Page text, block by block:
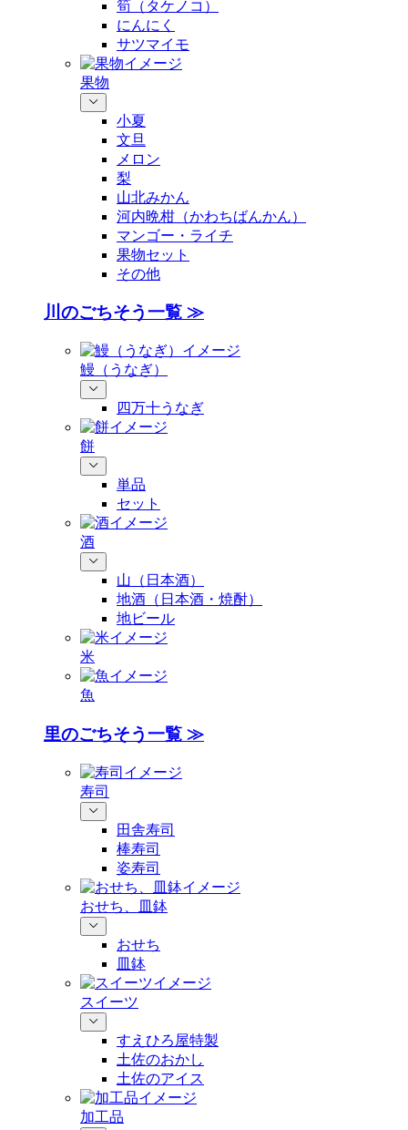
筍（タケノコ）
にんにく
サツマイモ
果物
小夏
文旦
メロン
梨
山北みかん
河内晩柑（かわちばんかん）
マンゴー・ライチ
果物セット
その他
川のごちそう一覧 ≫
鰻（うなぎ）
四万十うなぎ
餅
単品
セット
酒
山（日本酒）
地酒（日本酒・焼酎）
地ビール
米
魚
里のごちそう一覧 ≫
寿司
田舎寿司
棒寿司
姿寿司
おせち、皿鉢
おせち
皿鉢
スイーツ
すえひろ屋特製
土佐のおかし
土佐のアイス
加工品